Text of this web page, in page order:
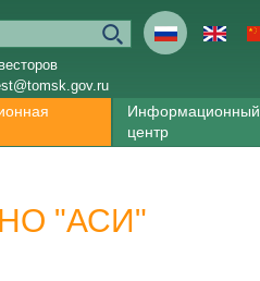
Информационный
центр
"АСИ"